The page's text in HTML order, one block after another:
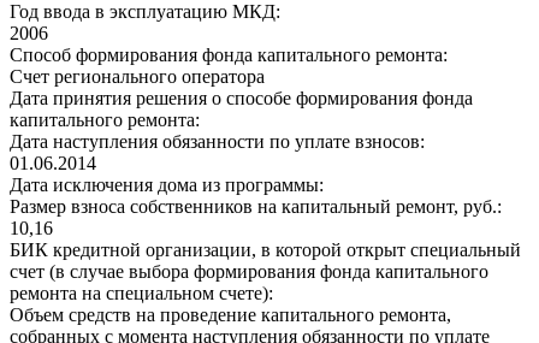
Год ввода в эксплуатацию МКД:
2006
Способ формирования фонда капитального ремонта:
Счет регионального оператора
Дата принятия решения о способе формирования фонда
капитального ремонта:
Дата наступления обязанности по уплате взносов:
01.06.2014
Дата исключения дома из программы:
Размер взноса собственников на капитальный ремонт, руб.:
10,16
БИК кредитной организации, в которой открыт специальный
счет (в случае выбора формирования фонда капитального
ремонта на специальном счете):
Объем средств на проведение капитального ремонта,
собранных с момента наступления обязанности по уплате